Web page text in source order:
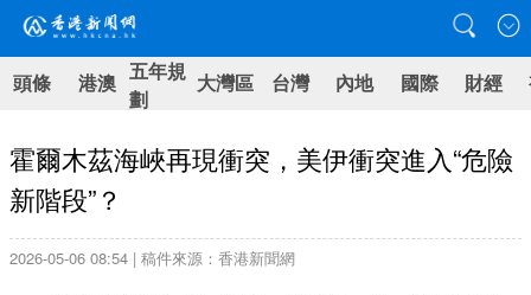
頭條 港澳 五年規
劃
大灣區 台灣 內地 國際 財經
霍爾木茲海峽再現衝突，美伊衝突進入“危險
新階段”？
2026-05-06 08:54 | 稿件來源：香港新聞網